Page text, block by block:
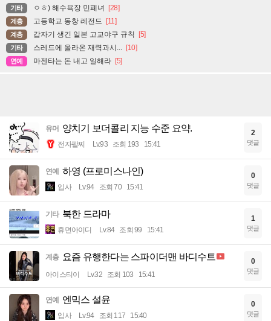
기타 ㅇㅎ) 해수욕장 민폐녀 [28]
계층 고등학교 동창 레전드 [11]
계층 갑자기 생긴 일본 고교야구 규칙 [5]
기타 스레드에 올라온 재력과시... [10]
연예 마젠타는 돈 내고 일해라 [5]
유머 양치기 보더콜리 지능 수준 요약.
전자팔찌 Lv.93 조회 193 15:41
2
댓글
연예 하영 (프로미스나인)
입사 Lv.94 조회 70 15:41
0
댓글
기타 북한 드라마
휴면아이디 Lv.84 조회 99 15:41
1
댓글
계층 요즘 유행한다는 스파이더맨 바디수트
아이스티이 Lv.32 조회 103 15:41
0
댓글
연예 엔믹스 설윤
입사 Lv.94 조회 117 15:40
0
댓글